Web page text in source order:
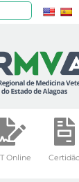
Online